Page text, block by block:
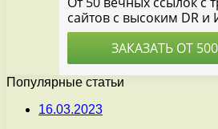
Популярные статьи
16.03.2023